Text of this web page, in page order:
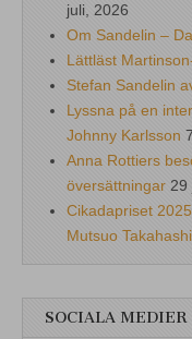
juli, 2026
Om Sandelin –
Lättläst
Stefan Sandelin
Lyssna på en
Johnny Karlsson
Anna Rottiers
översättningar 29
Cikadapriset
Mutsuo Takahashi
SOCIALA MEDIER